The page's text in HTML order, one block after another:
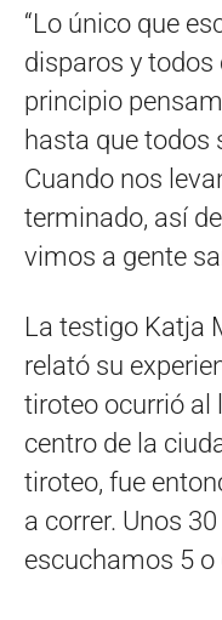
“Lo único que
disparos y todos
principio
hasta que todos
Cuando nos
terminado, así
vimos a gente
La testigo Katja
relató su
tiroteo ocurrió al
centro de la
tiroteo, fue
a correr. Unos
escuchamos 5 o